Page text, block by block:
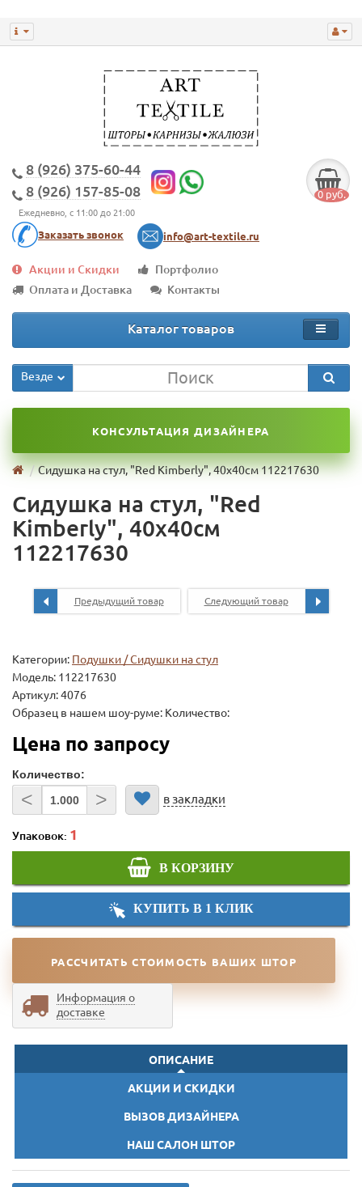
8 (926) 375-60-44
8 (926) 157-85-08
Ежедневно, с 11:00 до 21:00
Заказать звонок info@art-textile.ru
0 руб.
Акции и Скидки
Портфолио
Оплата и Доставка
Контакты
Каталог товаров
Везде
КОНСУЛЬТАЦИЯ ДИЗАЙНЕРА
Сидушка на стул, "Red Kimberly", 40x40см 112217630
Сидушка на стул, "Red
Kimberly", 40x40см
112217630
Предыдущий товар Следующий товар
Категории: Подушки / Сидушки на стул
Модель: 112217630
Артикул: 4076
Образец в нашем шоу-руме: Количество:
Цена по запросу
Количество:
< > в закладки
Упаковок:
В КОРЗИНУ
КУПИТЬ В 1 КЛИК
РАССЧИТАТЬ СТОИМОСТЬ ВАШИХ ШТОР
Информация о
доставке
ОПИСАНИЕ
АКЦИИ И СКИДКИ
ВЫЗОВ ДИЗАЙНЕРА
НАШ САЛОН ШТОР